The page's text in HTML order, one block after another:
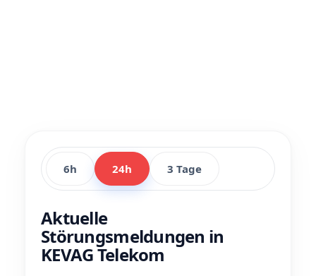
6h 24h 3 Tage
Aktuelle
Störungsmeldungen in
KEVAG Telekom